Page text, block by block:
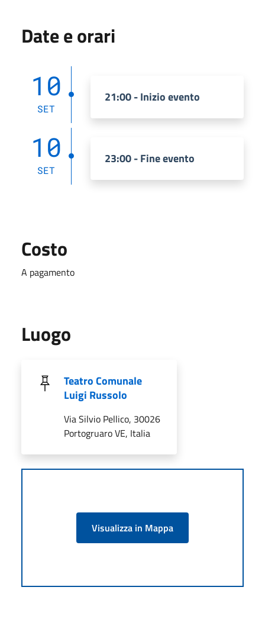
Date e orari
10
SET
21:00 - Inizio evento
10
SET
23:00 - Fine evento
Costo
A pagamento
Luogo
Teatro Comunale
Luigi Russolo
Via Silvio Pellico, 30026
Portogruaro VE, Italia
Visualizza in Mappa